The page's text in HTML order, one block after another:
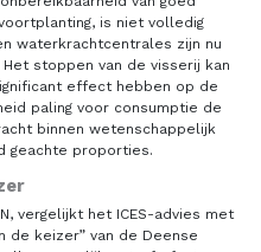
is niet volledig
waterkrachtcentrales zijn nu
stoppen van de visserij kan
effect hebben op de
paling voor consumptie de
binnen wetenschappelijk
geachte proporties.
vergelijkt het ICES-advies met
de keizer” van de Deense